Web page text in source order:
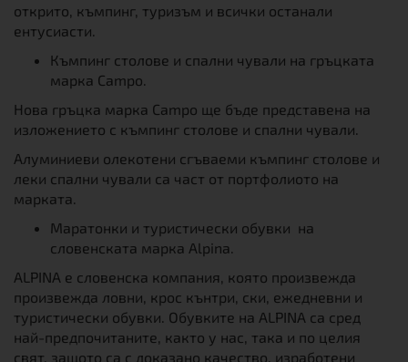
открито, къмпинг, туризъм и всички останали
ентусиасти.
Къмпинг столове и спални чували на гръцката
марка Campo.
Нова гръцка марка Campo ще бъде представена на
изложението с къмпинг столове и спални чували.
Алуминиеви олекотени сгъваеми къмпинг столове и
леки спални чували са част от портфолиото на
марката.
Маратонки и туристически обувки на
словенската марка Alpina.
ALPINA e словенска компания, която произвежда
произвежда ловни, крос кънтри, ски, ежедневни и
туристически обувки. Обувките на ALPINA са сред
най-предпочитаните, както у нас, така и по целия
свят, защото са с доказано качество, изработени